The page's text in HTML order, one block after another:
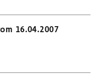
16.04.2007